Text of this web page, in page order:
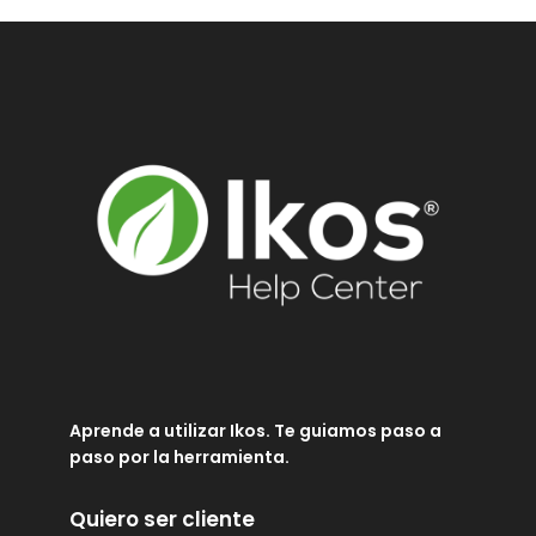
Aprende a utilizar Ikos. Te guiamos paso a
paso por la herramienta.
Quiero ser cliente